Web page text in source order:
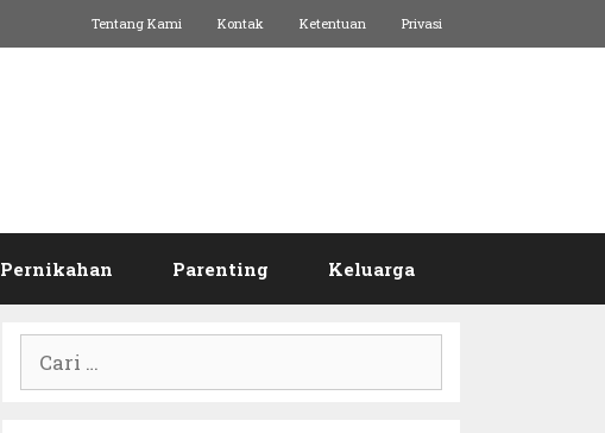
Tentang Kami Kontak Ketentuan Privasi
Pernikahan Parenting Keluarga
untuk: